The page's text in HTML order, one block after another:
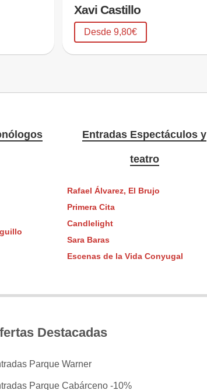
Xavi Castillo
Desde 9,80€
Entradas Espectáculos y
teatro
Rafael Álvarez, El Brujo
Primera Cita
Candlelight
Sara Baras
Escenas de la Vida Conyugal
Destacadas
Parque Warner
Parque Cabárceno -10%